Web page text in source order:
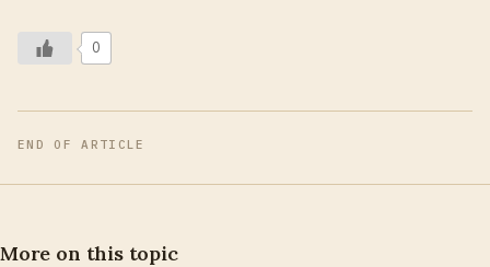
0
END OF ARTICLE
More on this topic